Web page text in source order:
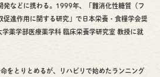
発などに携わる。1999年、「難消化性糖質（フ
促進作用に関する研究」で日本栄養・食糧学会奨
薬学部医療薬学科 臨床栄養学研究室 教授に就
をとりとめるが、リハビリで始めたランニング